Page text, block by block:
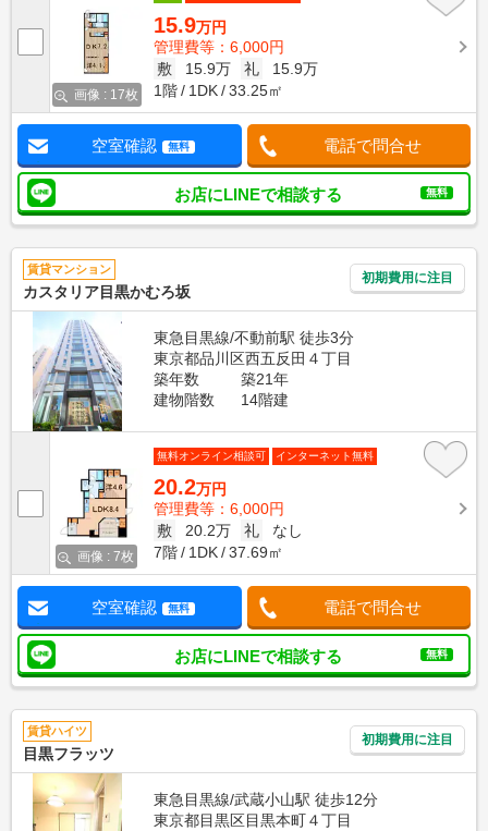
画像 : 17枚
15.9万円
管理費等：6,000円
敷
15.9万 礼
15.9万
1階
1DK 33.25㎡
空室確認 無料 電話で問合せ
お店にLINEで相談する 無料
賃貸マンション
カスタリア目黒かむろ坂
初期費用に注目
東急目黒線/不動前駅 徒歩3分
東京都品川区西五反田４丁目
築年数
築21年
建物階数
14階建
画像 : 7枚
無料オンライン相談可 インターネット無料
20.2万円
管理費等：6,000円
敷
20.2万 礼
なし
7階
1DK 37.69㎡
空室確認 無料 電話で問合せ
お店にLINEで相談する 無料
賃貸ハイツ
目黒フラッツ
初期費用に注目
東急目黒線/武蔵小山駅 徒歩12分
東京都目黒区目黒本町４丁目